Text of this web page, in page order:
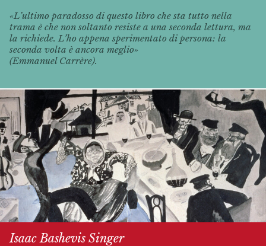
«L’ultimo paradosso di questo libro che sta tutto nella
trama è che non soltanto resiste a una seconda lettura, ma
la richiede. L’ho appena sperimentato di persona: la
seconda volta è ancora meglio»
(Emmanuel Carrère).
Isaac Bashevis Singer